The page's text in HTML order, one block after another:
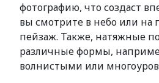
фотографию, что создаст
вы смотрите в небо или на
пейзаж. Также, натяжные
различные формы,
волнистыми или